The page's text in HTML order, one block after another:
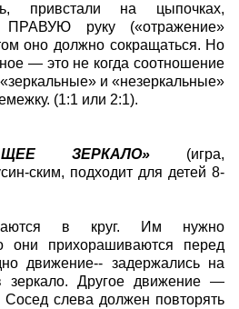
привстали на цыпочках,
ПРАВУЮ руку («отражение»
оно должно сокращаться. Но
— это не когда соотношение
и «незеркальные»
(1:1 или 2:1).
ЗЕРКАЛО»(игра,
ским, подходит для детей 8-
в круг. Им нужно
они прихорашиваются перед
движение-- задержались на
зеркало. Другое движение —
Сосед слева должен повторять